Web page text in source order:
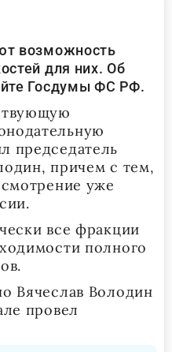
возможность
для них. Об
Госдумы ФС РФ.
председатель
причем с тем,
уже
все фракции
полного
Вячеслав Володин
провел